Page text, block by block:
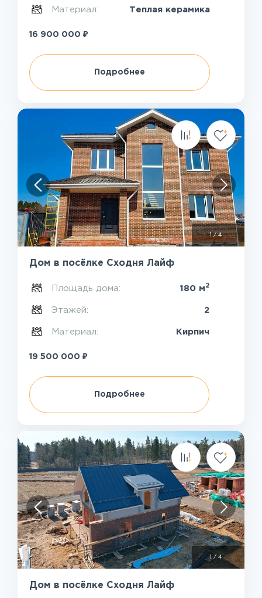
Материал: Теплая керамика
16 900 000 ₽
Подробнее
1/4
Дом в посёлке Сходня Лайф
Площадь дома: 180 м 2
Этажей: 2
Материал: Кирпич
19 500 000 ₽
Подробнее
1/ 4
Дом в посёлке Сходня Лайф